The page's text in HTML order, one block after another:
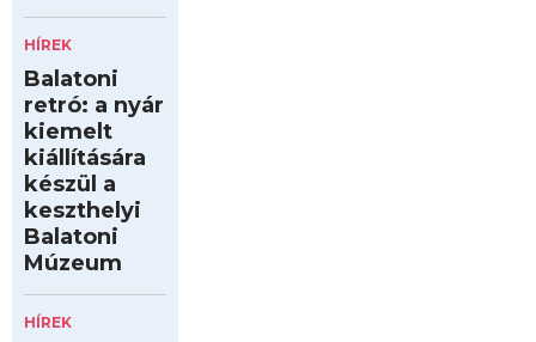
HÍREK
Balatoni
retró: a nyár
kiemelt
kiállítására
készül a
keszthelyi
Balatoni
Múzeum
HÍREK